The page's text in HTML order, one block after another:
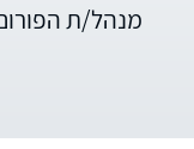
מנהל/ת